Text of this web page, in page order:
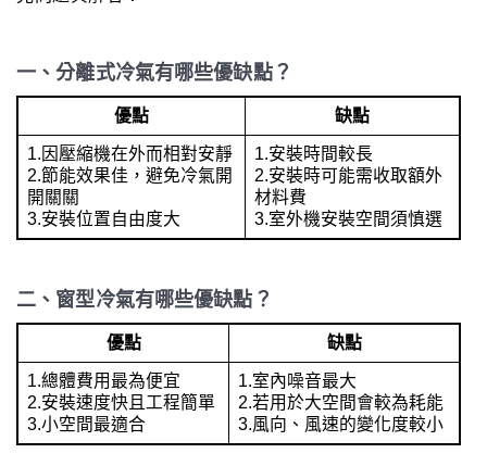
一、分離式冷氣有哪些優缺點？
優點 缺點
1.因壓縮機在外而相對安靜
2.節能效果佳，避免冷氣開
開關關
3.安裝位置自由度大
1.安裝時間較長
2.安裝時可能需收取額外
材料費
3.室外機安裝空間須慎選
二、窗型冷氣有哪些優缺點？
優點 缺點
1.總體費用最為便宜
2.安裝速度快且工程簡單
3.小空間最適合
1.室內噪音最大
2.若用於大空間會較為耗能
3.風向、風速的變化度較小